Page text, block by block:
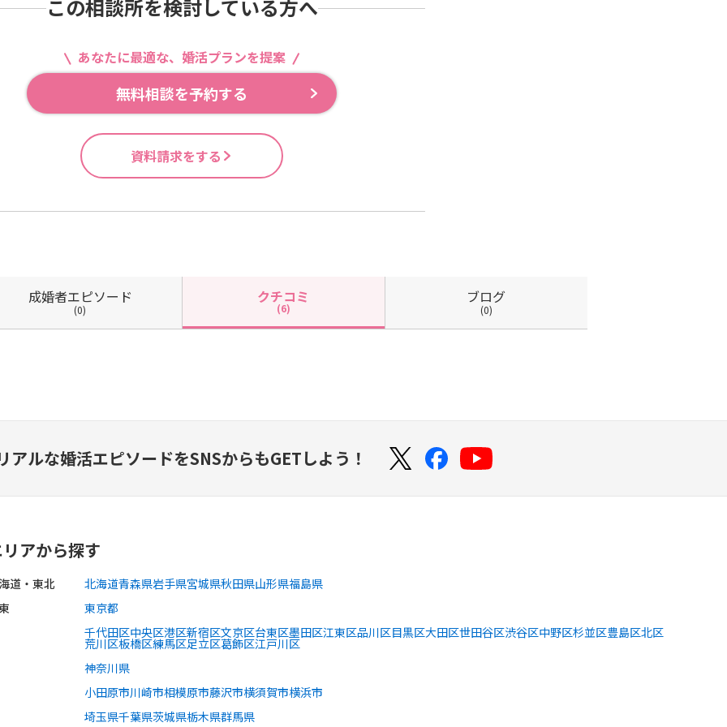
この相談所を検討している方へ
あなたに最適な、婚活プランを提案
無料相談を予約する
資料請求をする
成婚者エピソード
(0)
クチコミ
(6)
ブログ
(0)
アルな婚活エピソードをSNSからもGETしよう！
アから探す
道・東北 北海道青森県岩手県宮城県秋田県山形県福島県
東京都
千代田区中央区港区新宿区文京区台東区墨田区江東区品川区目黒区大田区世田谷区渋谷区中野区杉並区豊島区北区
荒川区板橋区練馬区足立区葛飾区江戸川区
神奈川県
小田原市川崎市相模原市藤沢市横須賀市横浜市
埼玉県千葉県茨城県栃木県群馬県